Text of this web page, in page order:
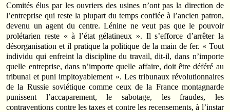
Comités élus par les ouvriers des usines n’ont pas la direction de
l’entreprise qui reste la plupart du temps confiée à l’ancien patron,
devenu un agent du centre. Lénine ne veut pas que le pouvoir
prolétarien reste « à l’état gélatineux ». Il s’efforce d’arrêter la
désorganisation et il pratique la politique de la main de fer. « Tout
individu qui enfreint la discipline du travail, dit-il, dans n’importe
quelle entreprise, dans n’importe quelle affaire, doit être déféré au
tribunal et puni impitoyablement ». Les tribunaux révolutionnaires
de la Russie soviétique comme ceux de la France montagnarde
punissent l’accaparement, le sabotage, les fraudes, les
contraventions contre les taxes et contre les recensements, à l’instar